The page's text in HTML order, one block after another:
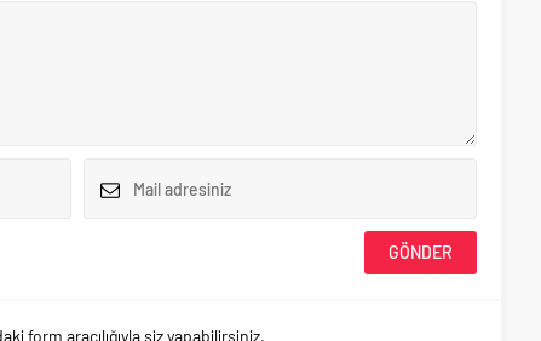
form aracılığıyla siz yapabilirsiniz.